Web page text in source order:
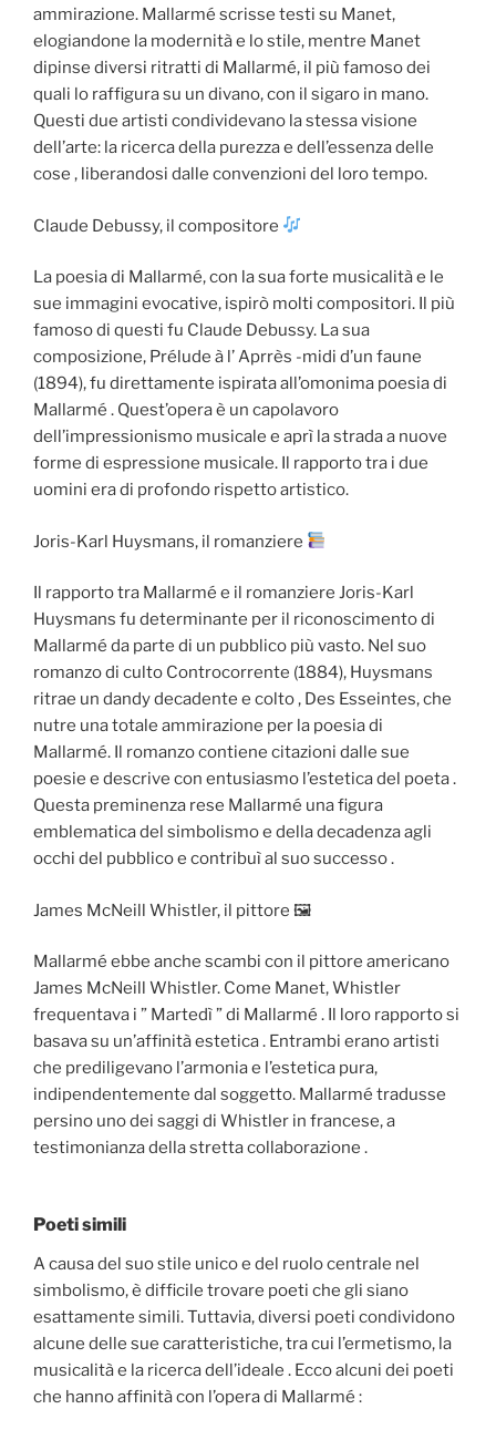
ammirazione. Mallarmé scrisse testi su Manet,
elogiandone la modernità e lo stile, mentre Manet
dipinse diversi ritratti di Mallarmé, il più famoso dei
quali lo raffigura su un divano, con il sigaro in mano.
Questi due artisti condividevano la stessa visione
dell’arte: la ricerca della purezza e dell’essenza delle
cose , liberandosi dalle convenzioni del loro tempo.
Claude Debussy, il compositore
La poesia di Mallarmé, con la sua forte musicalità e le
sue immagini evocative, ispirò molti compositori. Il più
famoso di questi fu Claude Debussy. La sua
composizione, Prélude à l’ Aprrès -midi d’un faune
(1894), fu direttamente ispirata all’omonima poesia di
Mallarmé . Quest’opera è un capolavoro
dell’impressionismo musicale e aprì la strada a nuove
forme di espressione musicale. Il rapporto tra i due
uomini era di profondo rispetto artistico.
Joris-Karl Huysmans, il romanziere
Il rapporto tra Mallarmé e il romanziere Joris-Karl
Huysmans fu determinante per il riconoscimento di
Mallarmé da parte di un pubblico più vasto. Nel suo
romanzo di culto Controcorrente (1884), Huysmans
ritrae un dandy decadente e colto , Des Esseintes, che
nutre una totale ammirazione per la poesia di
Mallarmé. Il romanzo contiene citazioni dalle sue
poesie e descrive con entusiasmo l’estetica del poeta .
Questa preminenza rese Mallarmé una figura
emblematica del simbolismo e della decadenza agli
occhi del pubblico e contribuì al suo successo .
James McNeill Whistler, il pittore 🖼 ️
Mallarmé ebbe anche scambi con il pittore americano
James McNeill Whistler. Come Manet, Whistler
frequentava i ” Martedì ” di Mallarmé . Il loro rapporto si
basava su un’affinità estetica . Entrambi erano artisti
che prediligevano l’armonia e l’estetica pura,
indipendentemente dal soggetto. Mallarmé tradusse
persino uno dei saggi di Whistler in francese, a
testimonianza della stretta collaborazione .
Poeti simili
A causa del suo stile unico e del ruolo centrale nel
simbolismo, è difficile trovare poeti che gli siano
esattamente simili. Tuttavia, diversi poeti condividono
alcune delle sue caratteristiche, tra cui l’ermetismo, la
musicalità e la ricerca dell’ideale . Ecco alcuni dei poeti
che hanno affinità con l’opera di Mallarmé :